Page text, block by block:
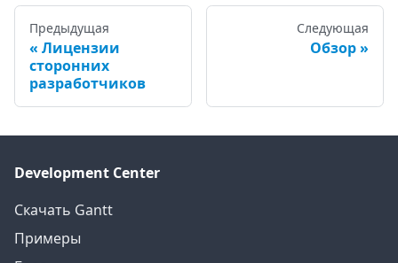
Предыдущая
Лицензии
сторонних
разработчиков
Следующая
Обзор
Development Center
Скачать Gantt
Примеры